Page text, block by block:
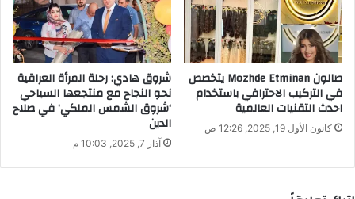
صالون Mozhde Etminan يتخصص
في التركيب الاحترافي باستخدام
احدث التقنيات العالمية
كانون الأول 19, 2025, 12:26 ص
شروق هادي: رحلة المرأة العراقية
نحو النجاح مع منتجعها السياحي
‘شروق الشمس الملكي’ في صلاح
الدين
آذار 7, 2025, 10:03 م